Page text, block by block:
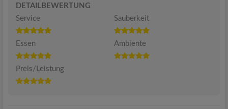
DETAILBEWERTUNG
Service
Sauberkeit
Essen Ambiente
Preis/Leistung